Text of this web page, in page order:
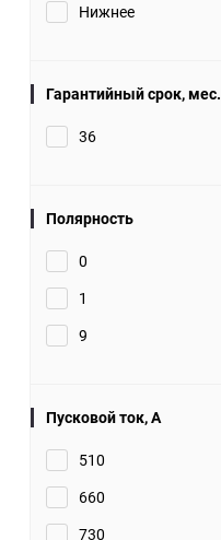
Нижнее
Гарантийный срок, мес.
36
Полярность
0
1
9
Пусковой ток, A
510
660
730